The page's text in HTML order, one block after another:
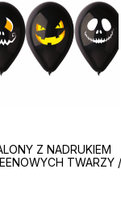
Z NADRUKIEM
TWARZY